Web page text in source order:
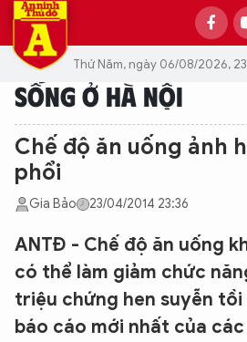
Thứ Năm, ngày 06/08/2026,
SỐNG Ở HÀ NỘI
Chế độ ăn uống ảnh
phổi
Gia Bảo 23/04/2014 23:36
ANTĐ - Chế độ ăn uống
có thể làm giảm chức
triệu chứng hen suyễn
báo cáo mới nhất của